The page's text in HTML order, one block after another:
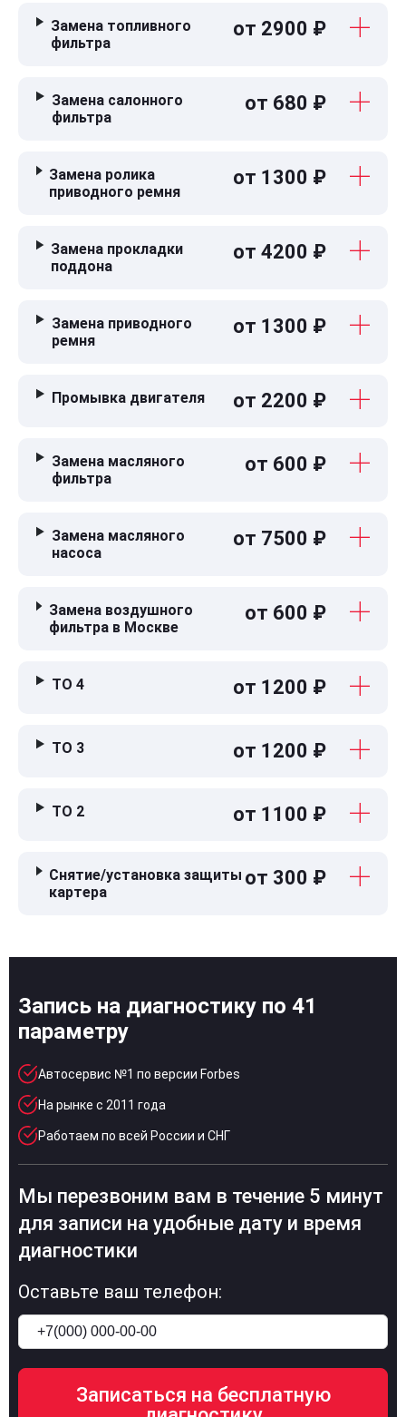
Замена топливного
фильтра
от 2900 ₽
Замена салонного
фильтра
от 680 ₽
Замена ролика
приводного ремня
от 1300 ₽
Замена прокладки
поддона
от 4200 ₽
Замена приводного
ремня
от 1300 ₽
Промывка двигателя от 2200 ₽
Замена масляного
фильтра
от 600 ₽
Замена масляного
насоса
от 7500 ₽
Замена воздушного
фильтра в Москве
от 600 ₽
ТО 4 от 1200 ₽
ТО 3 от 1200 ₽
ТО 2 от 1100 ₽
Снятие/установка защиты
картера
от 300 ₽
Запись на диагностику по 41
параметру
Автосервис №1 по версии Forbes
На рынке с 2011 года
Работаем по всей России и СНГ
Мы перезвоним вам в течение 5 минут
для записи на удобные дату и время
диагностики
Оставьте ваш телефон: